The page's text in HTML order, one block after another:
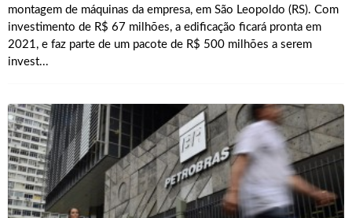
montagem de máquinas da empresa, em São Leopoldo (RS). Com
investimento de R$ 67 milhões, a edificação ficará pronta em
2021, e faz parte de um pacote de R$ 500 milhões a serem
invest...